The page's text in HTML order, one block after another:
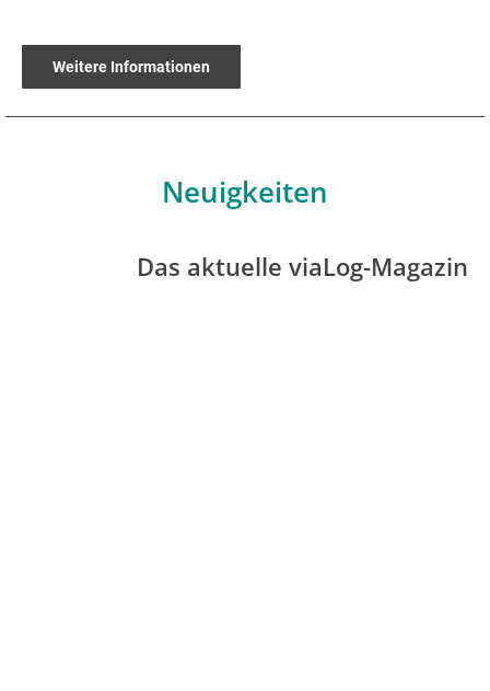
Weitere Informationen
Neuigkeiten
Das aktuelle viaLog-Magazin